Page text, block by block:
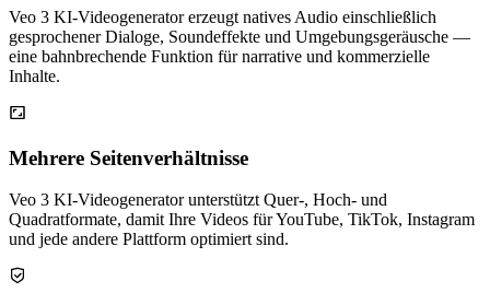
Veo 3 KI-Videogenerator erzeugt natives Audio einschließlich
gesprochener Dialoge, Soundeffekte und Umgebungsgeräusche —
eine bahnbrechende Funktion für narrative und kommerzielle
Inhalte.
Mehrere Seitenverhältnisse
Veo 3 KI-Videogenerator unterstützt Quer-, Hoch- und
Quadratformate, damit Ihre Videos für YouTube, TikTok, Instagram
und jede andere Plattform optimiert sind.